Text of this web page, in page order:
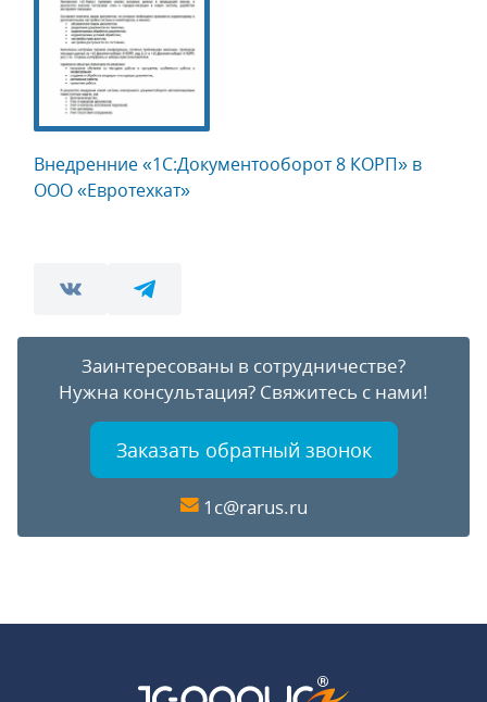
Внедренние «1C:Документооборот 8 КОРП» в
ООО «Евротехкат»
Заинтересованы в сотрудничестве?
Нужна консультация? Свяжитесь с нами!
Заказать обратный звонок
1c@rarus.ru